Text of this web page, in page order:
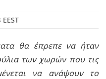
θα έπρεπε να ήταν
των χωρών που τις
να ανάψουν το